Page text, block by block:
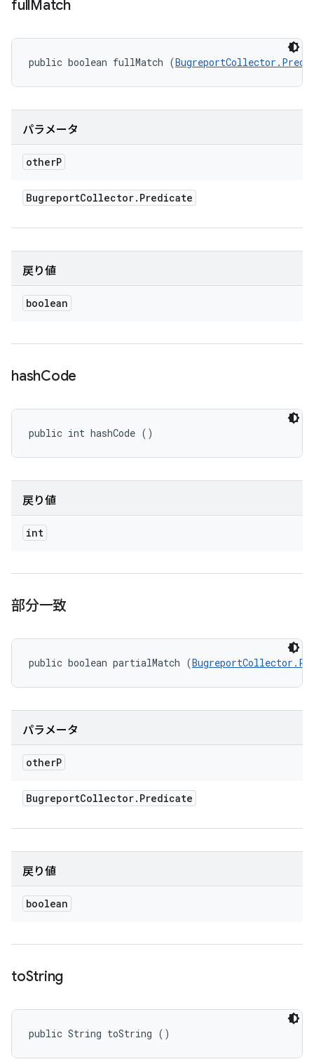
fullMatch
public boolean fullMatch (
パラメータ
otherP
BugreportCollector. Predicate
戻り値
boolean
hashCode
public int hashCode ()
戻り値
int
部分一致
public boolean partialMatch (
パラメータ
otherP
BugreportCollector. Predicate
戻り値
boolean
toString
public String toString ()